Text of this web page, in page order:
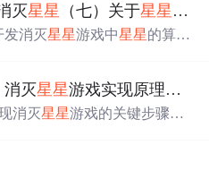
之际，星星送给他一份愿力
灭星星 （七）关于星星 的算
发消灭星星游戏中星星的算
阵，包括垂直下落和水平靠
消灭星星游戏实现原理，有道具的消灭
消灭星星游戏的关键步骤。
的游戏试玩链接，供电脑和